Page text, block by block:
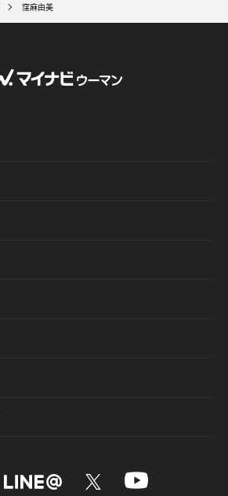
窪麻由美